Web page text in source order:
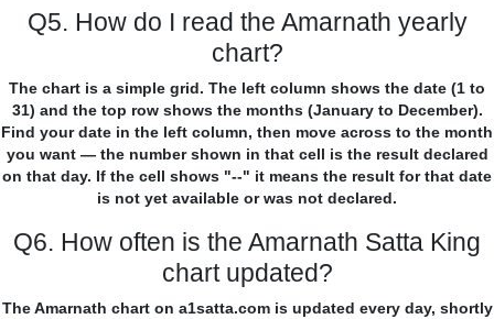
Q5. How do I read the Amarnath yearly
chart?
The chart is a simple grid. The left column shows the date (1 to
31) and the top row shows the months (January to December).
Find your date in the left column, then move across to the month
you want — the number shown in that cell is the result declared
on that day. If the cell shows "--" it means the result for that date
is not yet available or was not declared.
Q6. How often is the Amarnath Satta King
chart updated?
The Amarnath chart on a1satta.com is updated every day, shortly